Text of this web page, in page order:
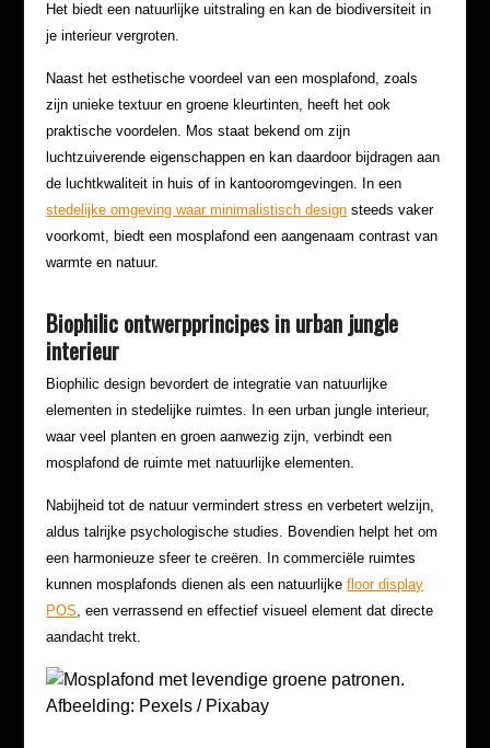
Het biedt een natuurlijke uitstraling en kan de biodiversiteit in
je interieur vergroten.
Naast het esthetische voordeel van een mosplafond, zoals
zijn unieke textuur en groene kleurtinten, heeft het ook
praktische voordelen. Mos staat bekend om zijn
luchtzuiverende eigenschappen en kan daardoor bijdragen aan
de luchtkwaliteit in huis of in kantooromgevingen. In een
stedelijke omgeving waar minimalistisch design steeds vaker
voorkomt, biedt een mosplafond een aangenaam contrast van
warmte en natuur.
Biophilic ontwerpprincipes in urban jungle
interieur
Biophilic design bevordert de integratie van natuurlijke
elementen in stedelijke ruimtes. In een urban jungle interieur,
waar veel planten en groen aanwezig zijn, verbindt een
mosplafond de ruimte met natuurlijke elementen.
Nabijheid tot de natuur vermindert stress en verbetert welzijn,
aldus talrijke psychologische studies. Bovendien helpt het om
een harmonieuze sfeer te creëren. In commerciële ruimtes
kunnen mosplafonds dienen als een natuurlijkefloor display
POS, een verrassend en effectief visueel element dat directe
aandacht trekt.
Afbeelding: Pexels / Pixabay